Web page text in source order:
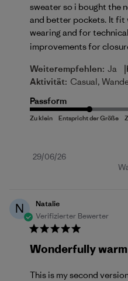
sweater so i bought the
and better pockets. It fit
wearing and for
improvements for
Weiterempfehlen: Ja |
Aktivität: Casual,
Passform
29/06/26
N
Natalie
Verifizierter Bewerter
Wonderfully
This is my second